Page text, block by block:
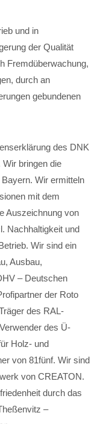
und in
der Qualität
Fremdüberwachung,
durch an
gebundenen
des DNK
bringen die
Wir ermitteln
mit dem
Auszeichnung von
Nachhaltigkeit und
Wir sind ein
Ausbau,
– Deutschen
der Roto
des RAL-
des Ü-
Holz- und
von 81fünf. Wir sind
von CREATON.
durch das
–